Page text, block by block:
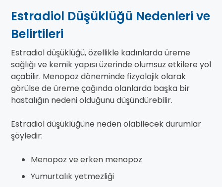
Estradiol Düşüklüğü Nedenleri ve
Belirtileri
Estradiol düşüklüğü, özellikle kadınlarda üreme
sağlığı ve kemik yapısı üzerinde olumsuz etkilere yol
açabilir. Menopoz döneminde fizyolojik olarak
görülse de üreme çağında olanlarda başka bir
hastalığın nedeni olduğunu düşündürebilir.
Estradiol düşüklüğüne neden olabilecek durumlar
şöyledir:
Menopoz ve erken menopoz
Yumurtalık yetmezliği